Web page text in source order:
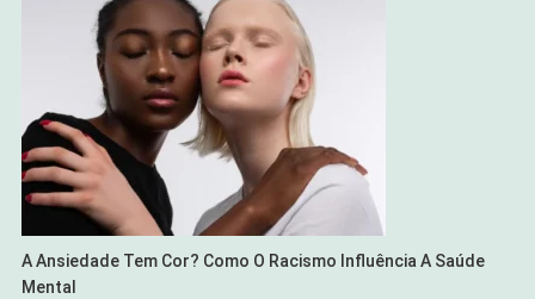
A Ansiedade Tem Cor? Como O Racismo Influência A Saúde
Mental